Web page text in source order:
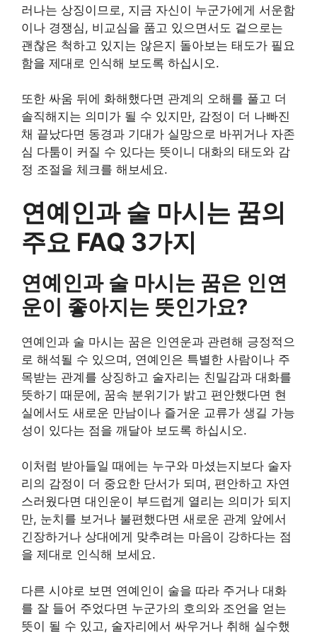
러나는 상징이므로, 지금 자신이 누군가에게 서운함
이나 경쟁심, 비교심을 품고 있으면서도 겉으로는
괜찮은 척하고 있지는 않은지 돌아보는 태도가 필요
함을 제대로 인식해 보도록 하십시오.
또한 싸움 뒤에 화해했다면 관계의 오해를 풀고 더
솔직해지는 의미가 될 수 있지만, 감정이 더 나빠진
채 끝났다면 동경과 기대가 실망으로 바뀌거나 자존
심 다툼이 커질 수 있다는 뜻이니 대화의 태도와 감
정 조절을 체크를 해보세요.
연예인과 술 마시는 꿈의
주요 FAQ 3가지
연예인과 술 마시는 꿈은 인연
운이 좋아지는 뜻인가요?
연예인과 술 마시는 꿈은 인연운과 관련해 긍정적으
로 해석될 수 있으며, 연예인은 특별한 사람이나 주
목받는 관계를 상징하고 술자리는 친밀감과 대화를
뜻하기 때문에, 꿈속 분위기가 밝고 편안했다면 현
실에서도 새로운 만남이나 즐거운 교류가 생길 가능
성이 있다는 점을 깨달아 보도록 하십시오.
이처럼 받아들일 때에는 누구와 마셨는지보다 술자
리의 감정이 더 중요한 단서가 되며, 편안하고 자연
스러웠다면 대인운이 부드럽게 열리는 의미가 되지
만, 눈치를 보거나 불편했다면 새로운 관계 앞에서
긴장하거나 상대에게 맞추려는 마음이 강하다는 점
을 제대로 인식해 보세요.
다른 시야로 보면 연예인이 술을 따라 주거나 대화
를 잘 들어 주었다면 누군가의 호의와 조언을 얻는
뜻이 될 수 있고, 술자리에서 싸우거나 취해 실수했